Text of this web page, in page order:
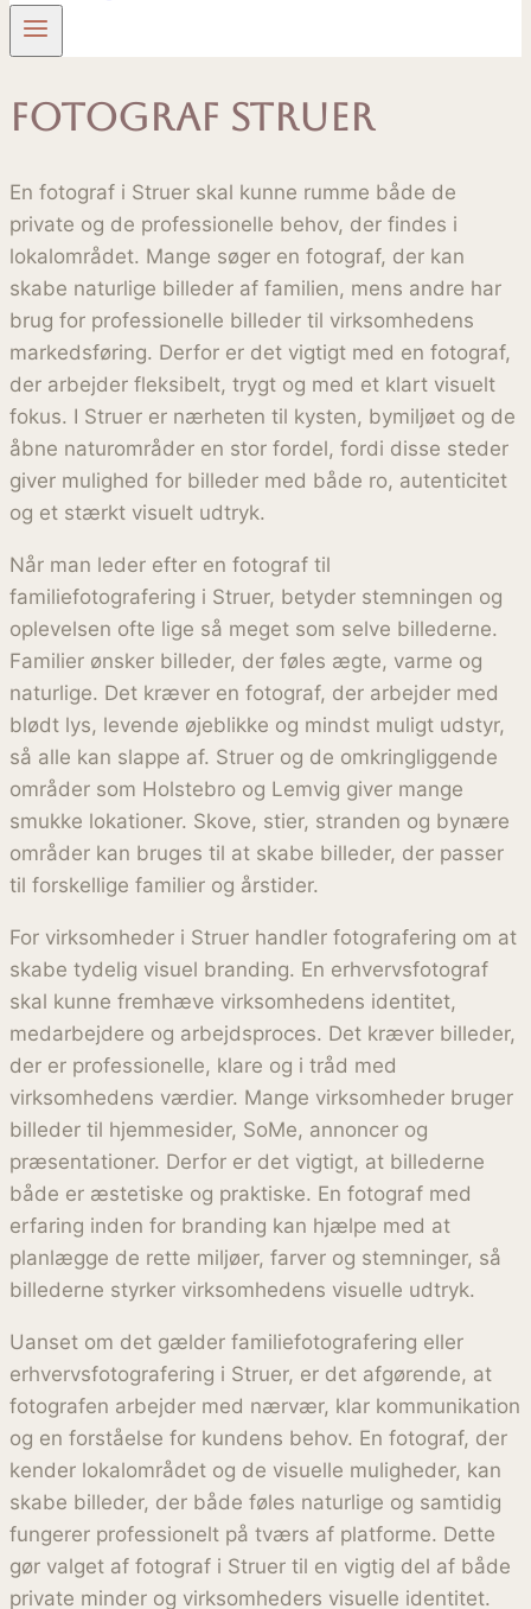
fotograf struer
En fotograf i Struer skal kunne rumme både de
private og de professionelle behov, der findes i
lokalområdet. Mange søger en fotograf, der kan
skabe naturlige billeder af familien, mens andre har
brug for professionelle billeder til virksomhedens
markedsføring. Derfor er det vigtigt med en fotograf,
der arbejder fleksibelt, trygt og med et klart visuelt
fokus. I Struer er nærheten til kysten, bymiljøet og de
åbne naturområder en stor fordel, fordi disse steder
giver mulighed for billeder med både ro, autenticitet
og et stærkt visuelt udtryk.
Når man leder efter en fotograf til
familiefotografering i Struer, betyder stemningen og
oplevelsen ofte lige så meget som selve billederne.
Familier ønsker billeder, der føles ægte, varme og
naturlige. Det kræver en fotograf, der arbejder med
blødt lys, levende øjeblikke og mindst muligt udstyr,
så alle kan slappe af. Struer og de omkringliggende
områder som Holstebro og Lemvig giver mange
smukke lokationer. Skove, stier, stranden og bynære
områder kan bruges til at skabe billeder, der passer
til forskellige familier og årstider.
For virksomheder i Struer handler fotografering om at
skabe tydelig visuel branding. En erhvervsfotograf
skal kunne fremhæve virksomhedens identitet,
medarbejdere og arbejdsproces. Det kræver billeder,
der er professionelle, klare og i tråd med
virksomhedens værdier. Mange virksomheder bruger
billeder til hjemmesider, SoMe, annoncer og
præsentationer. Derfor er det vigtigt, at billederne
både er æstetiske og praktiske. En fotograf med
erfaring inden for branding kan hjælpe med at
planlægge de rette miljøer, farver og stemninger, så
billederne styrker virksomhedens visuelle udtryk.
Uanset om det gælder familiefotografering eller
erhvervsfotografering i Struer, er det afgørende, at
fotografen arbejder med nærvær, klar kommunikation
og en forståelse for kundens behov. En fotograf, der
kender lokalområdet og de visuelle muligheder, kan
skabe billeder, der både føles naturlige og samtidig
fungerer professionelt på tværs af platforme. Dette
gør valget af fotograf i Struer til en vigtig del af både
private minder og virksomheders visuelle identitet.